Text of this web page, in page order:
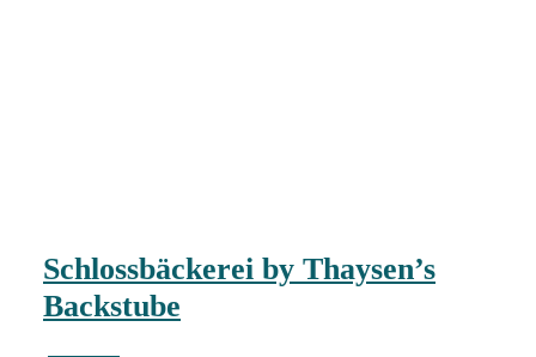
Schlossbäckerei by Thaysen’s
Backstube